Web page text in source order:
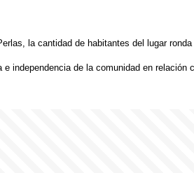
la cantidad de habitantes del lugar
independencia de la comunidad en relación